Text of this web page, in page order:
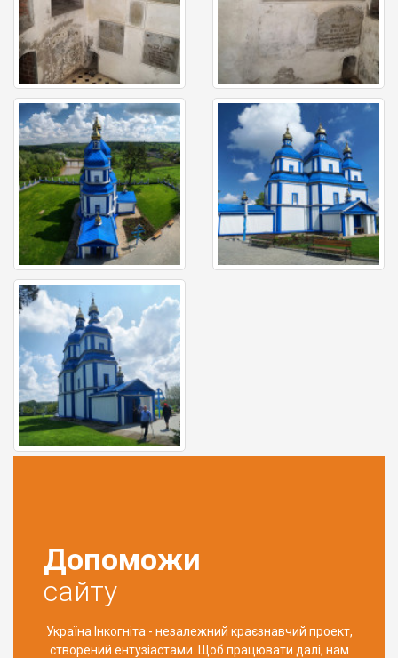
Допоможи
сайту
Україна Інкогніта - незалежний краєзнавчий проект,
створений ентузіастами. Щоб працювати далі, нам